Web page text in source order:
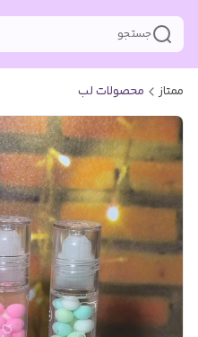
جستجو
ممتاز محصولات لب